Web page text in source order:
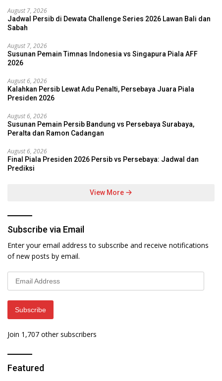
August 7, 2026
Jadwal Persib di Dewata Challenge Series 2026 Lawan Bali dan
Sabah
August 7, 2026
Susunan Pemain Timnas Indonesia vs Singapura Piala AFF
2026
August 6, 2026
Kalahkan Persib Lewat Adu Penalti, Persebaya Juara Piala
Presiden 2026
August 6, 2026
Susunan Pemain Persib Bandung vs Persebaya Surabaya,
Peralta dan Ramon Cadangan
August 6, 2026
Final Piala Presiden 2026 Persib vs Persebaya: Jadwal dan
Prediksi
View More
Subscribe via Email
Enter your email address to subscribe and receive notifications
of new posts by email.
Email
Address
Subscribe
Join 1,707 other subscribers
Featured